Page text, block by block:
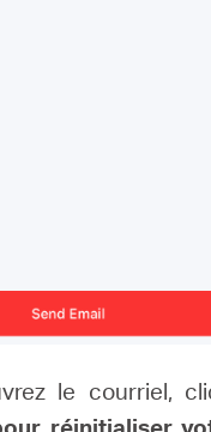
le courriel,